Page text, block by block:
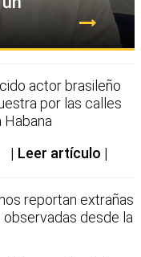
actor brasileño
por las calles
Habana
Leer artículo
reportan extrañas
observadas desde la